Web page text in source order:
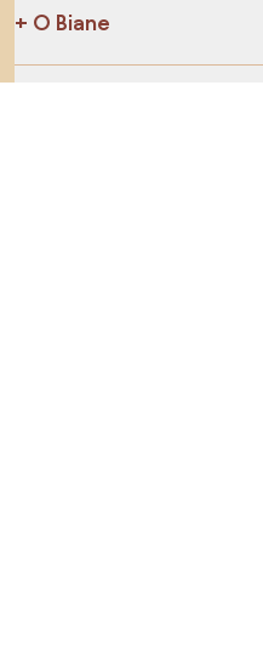
O Biane